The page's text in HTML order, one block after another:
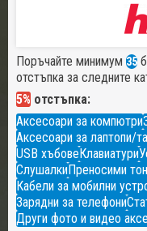
Поръчайте минимум 35
отстъпка за следните
5% отстъпка:
Аксесоари за компютри
Аксесоари за лаптопи/
USB хъбовеКлавиатури
СлушалкиПреносими
Кабели за мобилни
Зарядни за телефони
Други фото и видео